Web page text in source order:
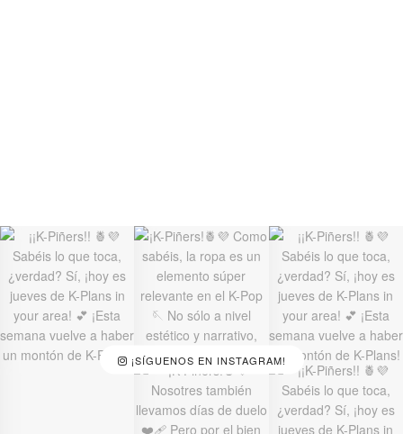
¡SÍGUENOS EN INSTAGRAM!